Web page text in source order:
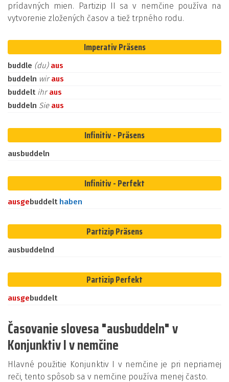
prídavných mien. Partizip II sa v nemčine používa na
vytvorenie zložených časov a tiež trpného rodu.
Imperativ Präsens
buddle (du) aus
buddeln wiraus
buddelt ihraus
buddeln Sie aus
Infinitiv - Präsens
ausbuddeln
Infinitiv - Perfekt
ausgebuddelt haben
Partizip Präsens
ausbuddelnd
Partizip Perfekt
ausgebuddelt
Časovanie slovesa "ausbuddeln" v
Konjunktiv I v nemčine
Hlavné použitie Konjunktiv I v nemčine je pri nepriamej
reči, tento spôsob sa v nemčine používa menej často.